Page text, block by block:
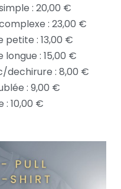
: 20,00 €
: 23,00 €
: 13,00 €
: 15,00 €
: 8,00 €
: 9,00 €
: 10,00 €